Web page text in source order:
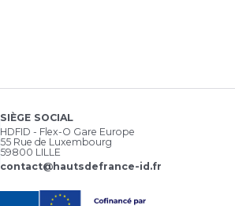
SIÈGE SOCIAL
HDFID - Flex-O Gare Europe
55 Rue de Luxembourg
59800 LILLE
contact@hautsdefrance-id.fr